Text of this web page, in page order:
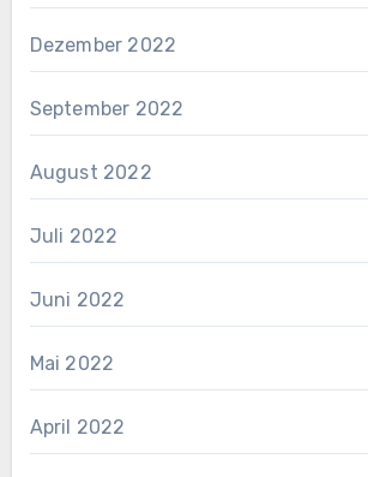
Dezember 2022
September 2022
August 2022
Juli 2022
Juni 2022
Mai 2022
April 2022